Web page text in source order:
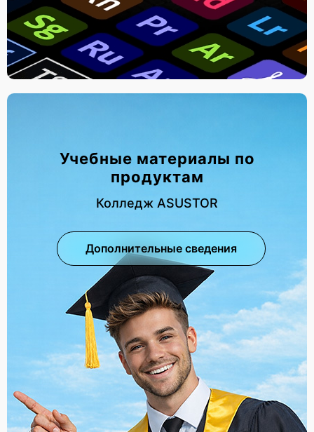
Учебные материалы по
продуктам
Колледж ASUSTOR
Дополнительные сведения